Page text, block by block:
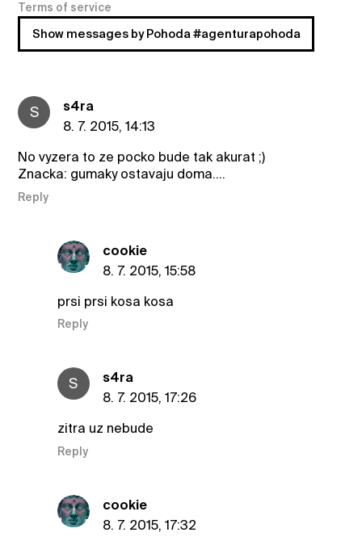
Terms of service
Show messages by Pohoda #agenturapohoda
S
s4ra
8. 7. 2015, 14:13
No vyzera to ze pocko bude tak akurat ;)
Znacka: gumaky ostavaju doma....
Reply
cookie
8. 7. 2015, 15:58
prsi prsi kosa kosa
Reply
S
s4ra
8. 7. 2015, 17:26
zitra uz nebude
Reply
cookie
8. 7. 2015, 17:32